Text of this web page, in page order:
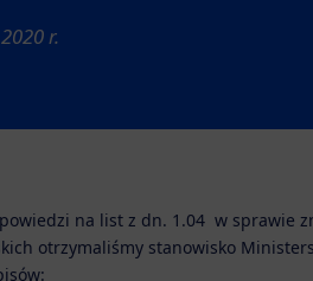
r.
na list z dn. 1.04 w sprawie
otrzymaliśmy stanowisko